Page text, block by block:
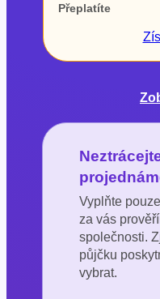
Přeplatíte
Vyplňte
za vás
společnosti.
půjčku
vybrat.